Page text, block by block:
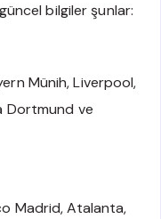
bilgiler şunlar:
Münih, Liverpool,
Dortmund ve
Madrid, Atalanta,